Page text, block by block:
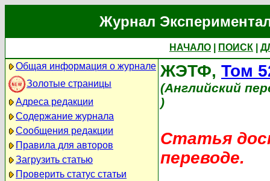
Журнал
НАЧАЛО ПОИСК
Общая информация о журнале
Золотые страницы
Адреса редакции
Содержание журнала
Сообщения редакции
Правила для авторов
Загрузить статью
Проверить статус статьи
ЖЭТФ, Том
(Английский
)
Статья
переводе.